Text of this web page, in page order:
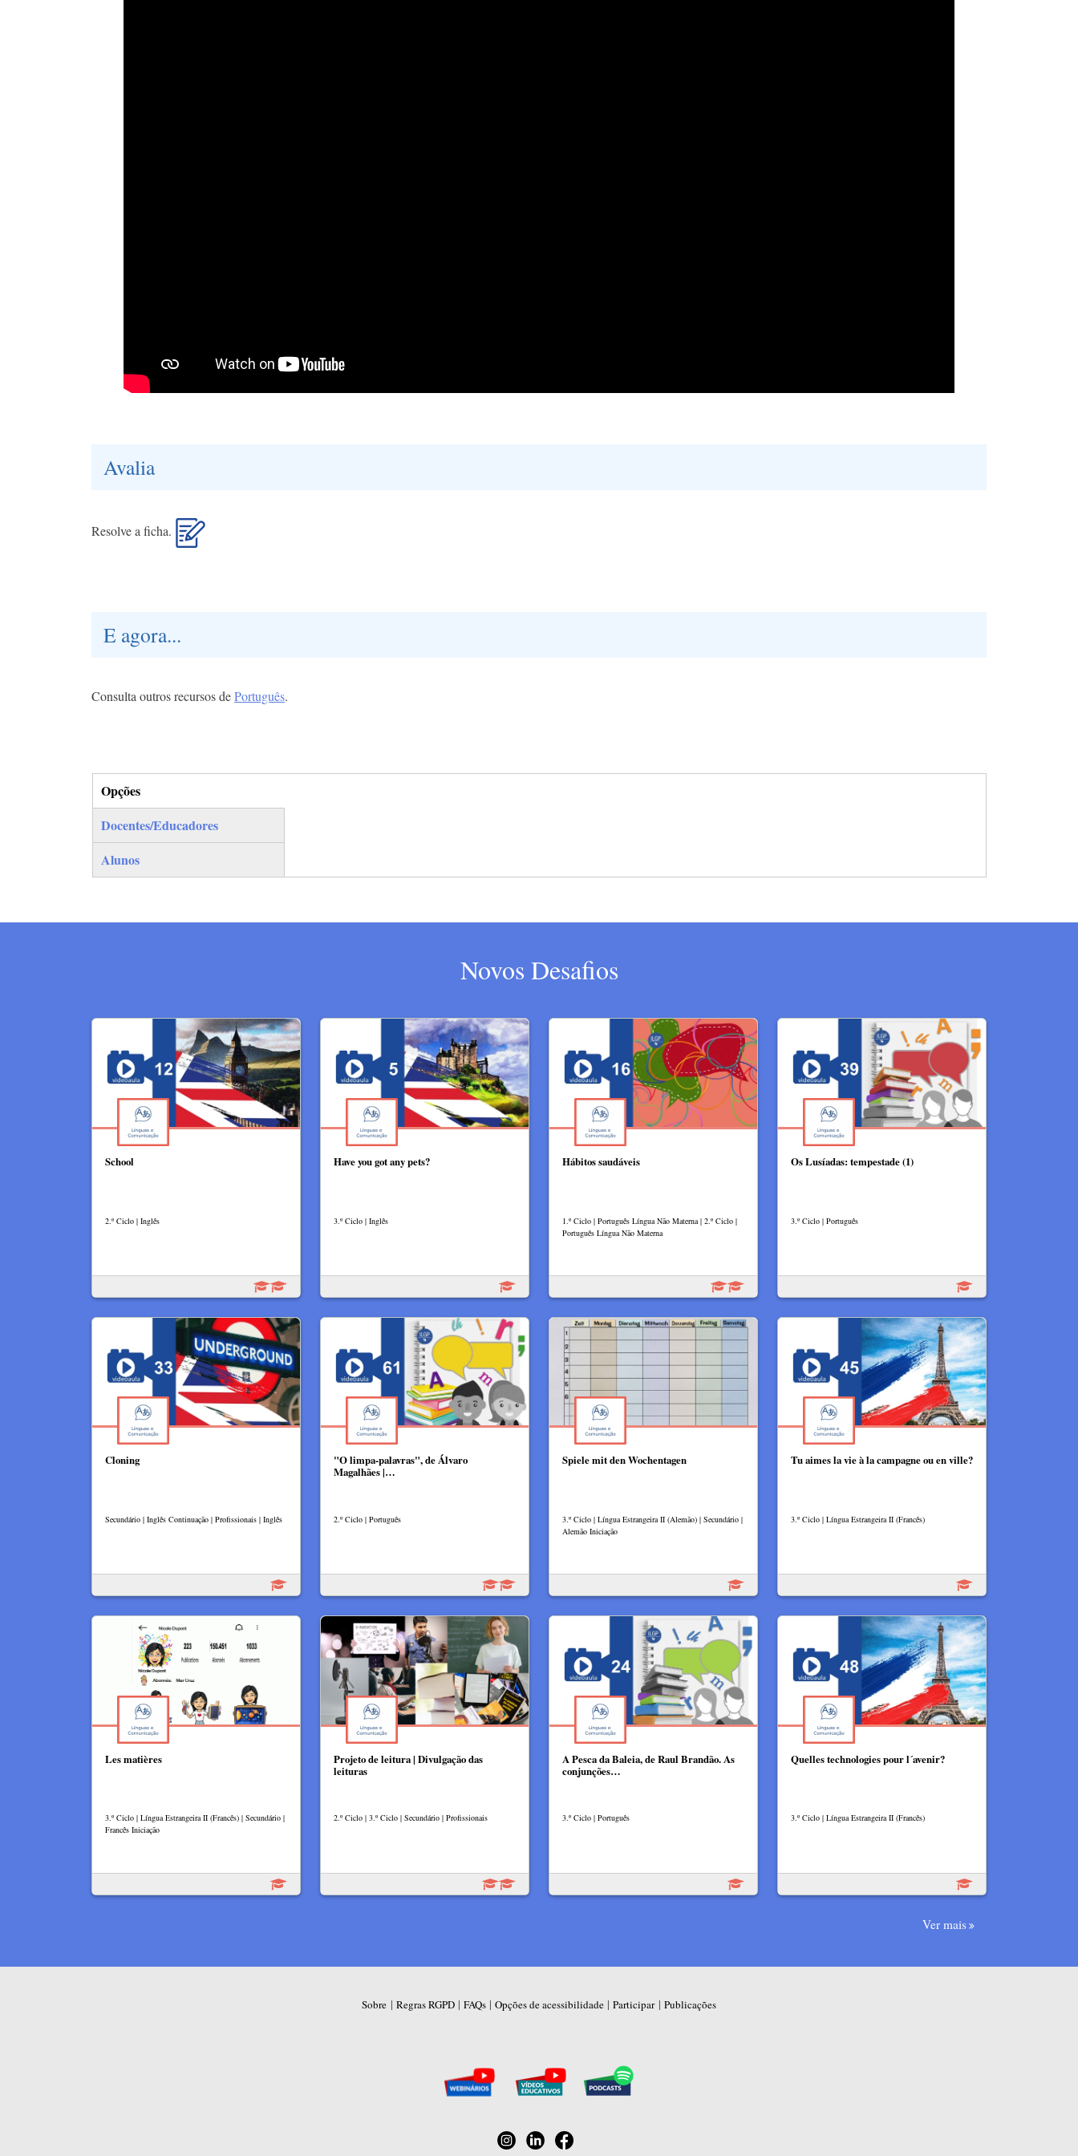
Avalia
Resolve a ficha.
E agora...
Consulta outros recursos dePortuguês.
Opções
(separador ativo)
Docentes/Educadores
Alunos
Novos Desafios
School
2.º Ciclo | Inglês
Have you got any pets?
3.º Ciclo | Inglês
Hábitos saudáveis
1.º Ciclo | Português Língua Não Materna | 2.º Ciclo |
Português Língua Não Materna
Os Lusíadas: tempestade (1)
3.º Ciclo | Português
Cloning
Secundário | Inglês Continuação | Profissionais | Inglês
"O limpa-palavras", de Álvaro
Magalhães |…
2.º Ciclo | Português
Spiele mit den Wochentagen
3.º Ciclo | Língua Estrangeira II (Alemão) | Secundário |
Alemão Iniciação
Tu aimes la vie à la campagne ou en ville?
3.º Ciclo | Língua Estrangeira II (Francês)
Les matières
3.º Ciclo | Língua Estrangeira II (Francês) | Secundário |
Francês Iniciação
Projeto de leitura | Divulgação das
leituras
2.º Ciclo | 3.º Ciclo | Secundário | Profissionais
A Pesca da Baleia, de Raul Brandão. As
conjunções…
3.º Ciclo | Português
Quelles technologies pour l´avenir?
3.º Ciclo | Língua Estrangeira II (Francês)
Ver mais
Sobre | Regras RGPD | FAQs | Opções de acessibilidade | Participar| Publicações